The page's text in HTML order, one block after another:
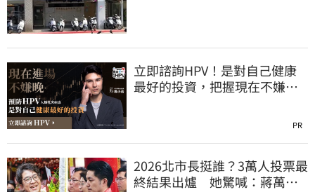
立即諮詢HPV！是對自己健康
最好的投資，把握現在不嫌
PR
2026北市長挺誰？3萬人投票最
終結果出爐 她驚喊：蔣萬安